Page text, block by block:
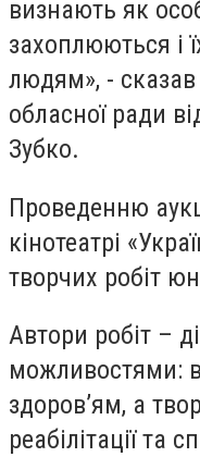
визнають як
захоплюються і
людям», -
обласної ради
Зубко.
Проведенню
кінотеатрі
творчих робіт
Автори робіт –
можливостями:
здоров’ям, а
реабілітації та